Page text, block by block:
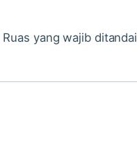
Ruas yang wajib ditandai